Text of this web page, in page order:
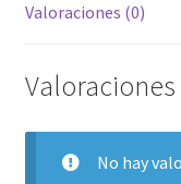
Valoraciones (0)
Valoraciones
No hay